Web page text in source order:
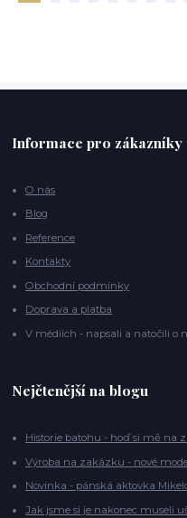
Informace pro zákazníky
O nás
Blog
Reference
Kontakty
Obchodní podmínky
Doprava a platba
V médiích - napsali a natočili o
Nejčtenější na blogu
Historie batohu - hoď si mě na
Výroba na zakázku - nové
Novinka - pánská aktovka
Jak jsme si je nakonec museli